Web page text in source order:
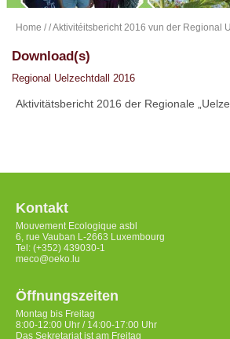
Home // Aktivitéitsbericht 2016 vun der Regional
Download(s)
Regional Uelzechtdall 2016
Aktivitätsbericht 2016 der Regionale
Kontakt
Mouvement Ecologique asbl
6, rue Vauban L-2663 Luxembourg
Tel: (+352) 439030-1
meco@oeko.lu
Öffnungszeiten
Montag bis Freitag
8:00-12:00 Uhr / 14:00-17:00 Uhr
Das Sekretariat ist am Freitag